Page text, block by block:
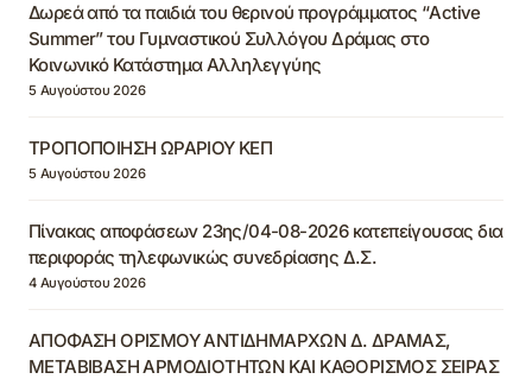
Δωρεά από τα παιδιά του θερινού προγράμματος “Active
Summer” του Γυμναστικού Συλλόγου Δράμας στο
Κοινωνικό Κατάστημα Αλληλεγγύης
5 Αυγούστου 2026
ΤΡΟΠΟΠΟΙΗΣΗ ΩΡΑΡΙΟΥ ΚΕΠ
5 Αυγούστου 2026
Πίνακας αποφάσεων 23ης/04-08-2026 κατεπείγουσας δια
περιφοράς τηλεφωνικώς συνεδρίασης Δ.Σ.
4 Αυγούστου 2026
ΑΠΟΦΑΣΗ ΟΡΙΣΜΟΥ ΑΝΤΙΔΗΜΑΡΧΩΝ Δ. ΔΡΑΜΑΣ,
ΜΕΤΑΒΙΒΑΣΗ ΑΡΜΟΔΙΟΤΗΤΩΝ ΚΑΙ ΚΑΘΟΡΙΣΜΟΣ ΣΕΙΡΑΣ